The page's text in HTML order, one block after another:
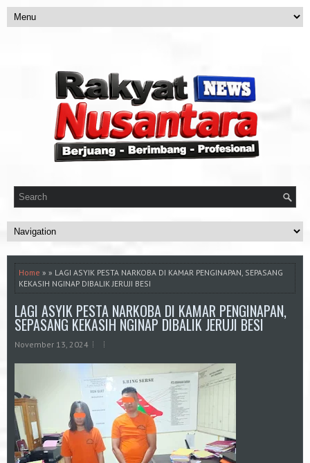
Home » » LAGI ASYIK PESTA NARKOBA DI KAMAR PENGINAPAN, SEPASANG
KEKASIH NGINAP DIBALIK JERUJI BESI
LAGI ASYIK PESTA NARKOBA DI KAMAR PENGINAPAN,
SEPASANG KEKASIH NGINAP DIBALIK JERUJI BESI
November 13, 2024